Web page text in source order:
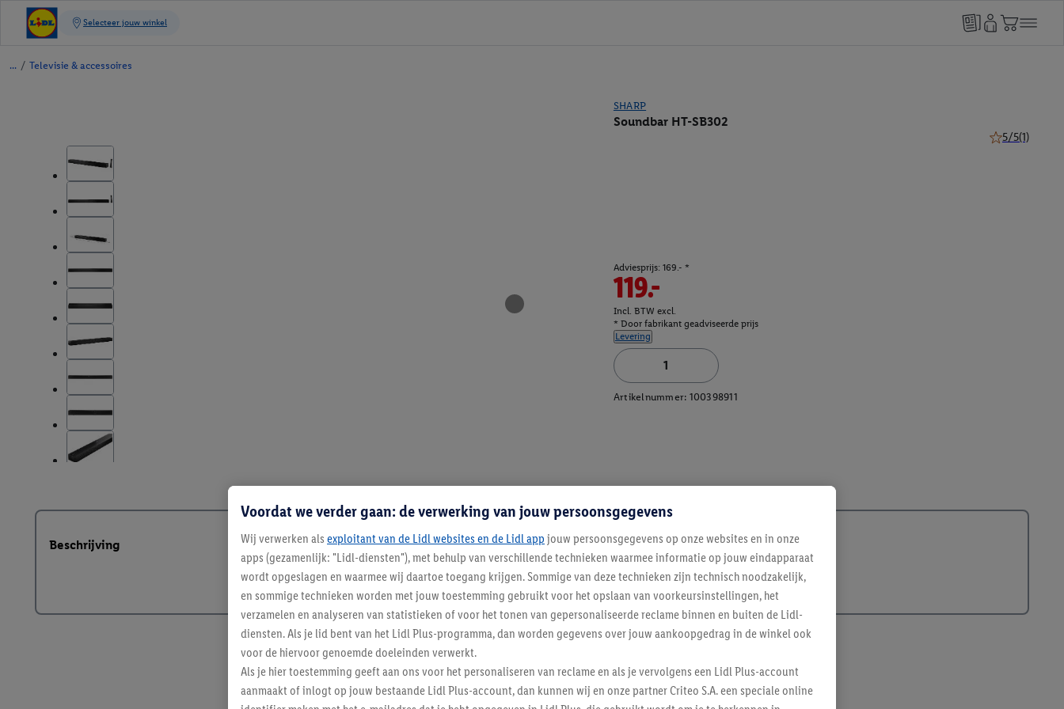
/ Televisie & accessoires
SHARP
Soundbar HT-SB302
5/5(1)
Adviesprijs: 169.- *
119.-
Incl. BTW excl.
* Door fabrikant geadviseerde prijs
Levering
Artikelnummer: 100398911
Beschrijving
Voordat we verder gaan: de verwerking van jouw persoonsgegevens
Wij verwerken als exploitant van de Lidl websites en de Lidl app jouw persoonsgegevens op onze websites en in onze
apps (gezamenlijk: "Lidl-diensten"), met behulp van verschillende technieken waarmee informatie op jouw eindapparaat
wordt opgeslagen en waarmee wij daartoe toegang krijgen. Sommige van deze technieken zijn technisch noodzakelijk,
en sommige technieken worden met jouw toestemming gebruikt voor het opslaan van voorkeursinstellingen, het
verzamelen en analyseren van statistieken of voor het tonen van gepersonaliseerde reclame binnen en buiten de Lidl-
diensten. Als je lid bent van het Lidl Plus-programma, dan worden gegevens over jouw aankoopgedrag in de winkel ook
voor de hiervoor genoemde doeleinden verwerkt.
Als je hier toestemming geeft aan ons voor het personaliseren van reclame en als je vervolgens een Lidl Plus-account
aanmaakt of inlogt op jouw bestaande Lidl Plus-account, dan kunnen wij en onze partner Criteo S.A. een speciale online